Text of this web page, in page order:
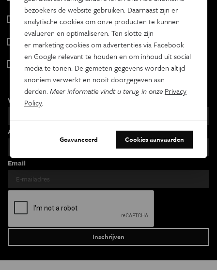
2 x week
Tracé
Wekelijks
Psyche & brein
Iedereen wetenschapper
Voornaam
Achternaam
Email
bezoekers de website gebruiken. Daarnaast zijn er
analytische cookies om onze producten te kunnen
evalueren en optimaliseren. Ten slotte zijn
er marketing cookies om advertenties via Facebook
en Google relevant te houden en om inhoud uit social
media te tonen. De gemeten gegevens worden altijd
anoniem verwerkt en nooit doorgegeven aan
derden.Meer informatie vindt u terug in onze Privacy
Policy.
Geavanceerd Cookies aanvaarden